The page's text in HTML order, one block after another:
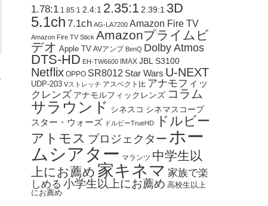
1.78:1 1.85:1 2.4:1 2.35:1 2.39:1 3D
5.1ch 7.1ch AG-LA7200 Amazon Fire TV
Amazon Fire TV Stick Amazonプライムビ
デオ Apple TV AVアンプ BenQ Dolby Atmos
DTS-HD EH-TW6600 IMAX JBL S3100
Netflix OPPO SR8012 Star Wars U-NEXT
UDP-203 Vストレッチ アスペクト比 アナモフィッ
クレンズ アナモルフィックレンズ コラム
サラウンド シネスコ シネマスコープ
スター・ウォーズ ドルビーTrueHD
ドルビー
アトモス プロジェクター ホー
ムシアター マランツ 中学生以
上にお薦め 家キネマ 家族で楽
しめる 小学生以上にお薦め 高校生以上
にお薦め